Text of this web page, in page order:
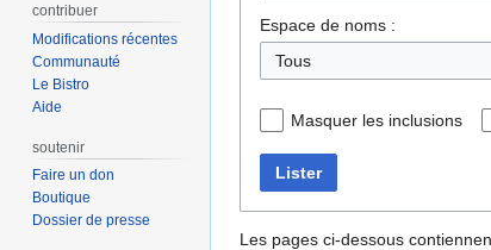
Espace de noms :
Tous
Masquer les inclusions
Lister
Les pages ci-dessous
contribuer
Modifications récentes
Communauté
Le Bistro
Aide
soutenir
Faire un don
Boutique
Dossier de presse